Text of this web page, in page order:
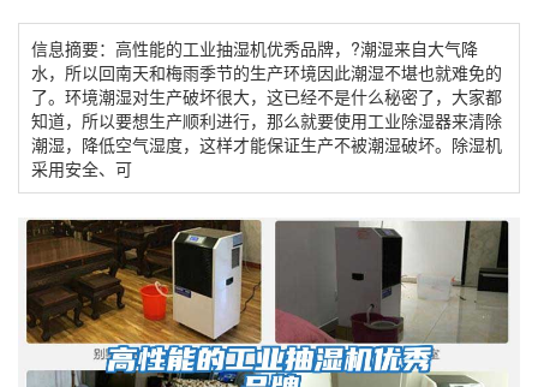
信息摘要：高性能的工业抽湿机优秀品牌，?潮湿来自大气降
水，所以回南天和梅雨季节的生产环境因此潮湿不堪也就难免的
了。环境潮湿对生产破坏很大，这已经不是什么秘密了，大家都
知道，所以要想生产顺利进行，那么就要使用工业除湿器来清除
潮湿，降低空气湿度，这样才能保证生产不被潮湿破坏。除湿机
采用安全、可